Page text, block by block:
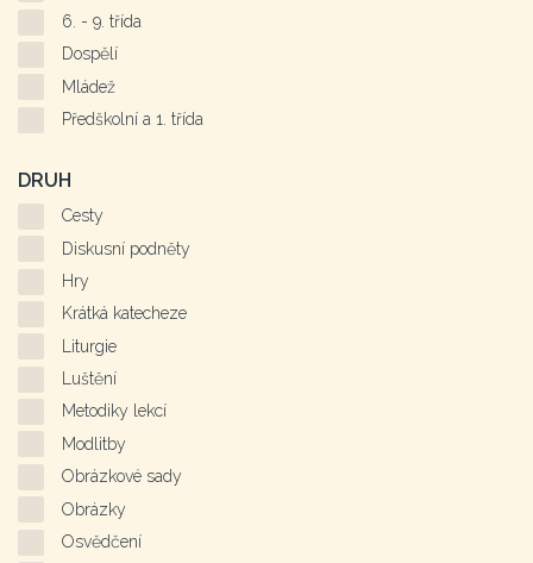
6. - 9. třída
Dospělí
Mládež
Předškolní a 1. třída
DRUH
Cesty
Diskusní podněty
Hry
Krátká katecheze
Liturgie
Luštění
Metodiky lekcí
Modlitby
Obrázkové sady
Obrázky
Osvědčení